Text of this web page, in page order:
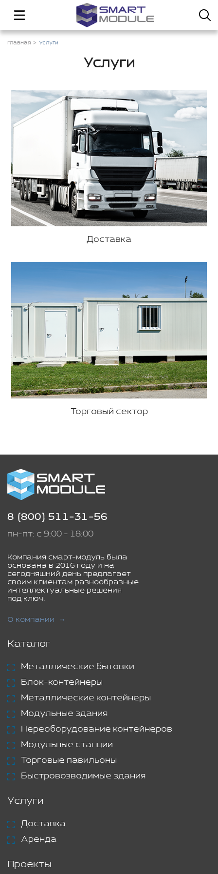
Главная Услуги
Услуги
Доставка
Торговый сектор
8 (800) 511-31-56
пн-пт: с 9:00 - 18:00
Компания смарт-модуль была
основана в 2016 году и на
сегодняшний день предлагает
своим клиентам разнообразные
интеллектуальные решения
под ключ.
О компании
Каталог
Металлические бытовки
Блок-контейнеры
Металлические контейнеры
Модульные здания
Переоборудование контейнеров
Модульные станции
Торговые павильоны
Быстровозводимые здания
Услуги
Доставка
Аренда
Проекты